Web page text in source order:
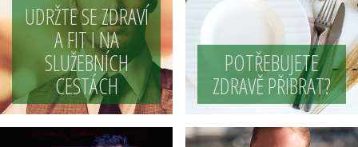
UDRŽTE SE ZDRAVÍ
A FIT I NA
SLUŽEBNÍCH
CESTÁCH
POTŘEBUJETE
ZDRAVĚ PŘIBRAT?